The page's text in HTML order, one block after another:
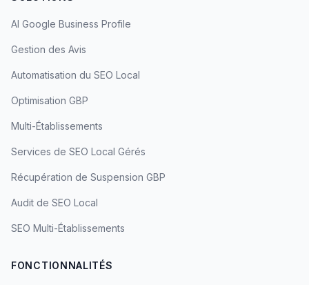
AI Google Business Profile
Gestion des Avis
Automatisation du SEO Local
Optimisation GBP
Multi-Établissements
Services de SEO Local Gérés
Récupération de Suspension GBP
Audit de SEO Local
SEO Multi-Établissements
FONCTIONNALITÉS